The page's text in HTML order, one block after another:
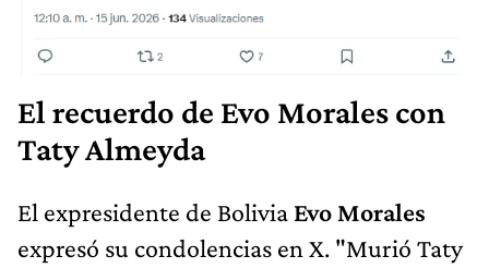
El recuerdo de Evo Morales con
Taty Almeyda
El expresidente de BoliviaEvo Morales
expresó su condolencias en X. "Murió Taty